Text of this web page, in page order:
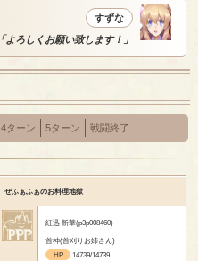
すずな
「よろしくお願い致します！」
4ターン 5ターン 戦闘終了
ぜふぁふぁのお料理地獄
紅迅 斬華(p3p008460)
首神(首刈りお姉さん)
HP
14739/14739